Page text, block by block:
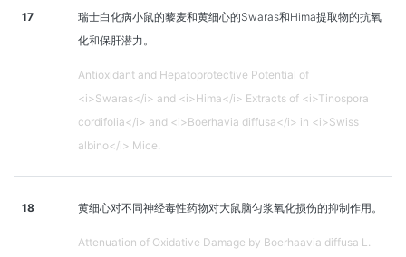
17
瑞士白化病小鼠的藜麦和黄细心的Swaras和Hima提取物的抗氧
化和保肝潜力。
Antioxidant and Hepatoprotective Potential of
<i>Swaras</i> and <i>Hima</i> Extracts of <i>Tinospora
cordifolia</i> and <i>Boerhavia diffusa</i> in <i>Swiss
albino</i> Mice.
18 黄细心对不同神经毒性药物对大鼠脑匀浆氧化损伤的抑制作用。
Attenuation of Oxidative Damage by Boerhaavia diffusa L.